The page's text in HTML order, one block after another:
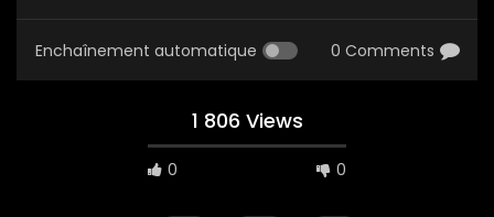
Enchaînement automatique 0 Comments
1 806 Views
0 0